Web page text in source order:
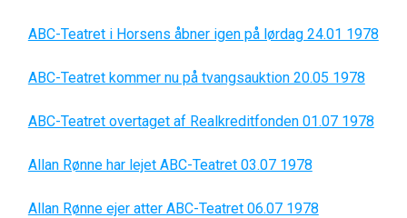
ABC-Teatret i Horsens åbner igen på lørdag 24.01 1978
ABC-Teatret kommer nu på tvangsauktion 20.05 1978
ABC-Teatret overtaget af Realkreditfonden 01.07 1978
Allan Rønne har lejet ABC-Teatret 03.07 1978
Allan Rønne ejer atter ABC-Teatret 06.07 1978